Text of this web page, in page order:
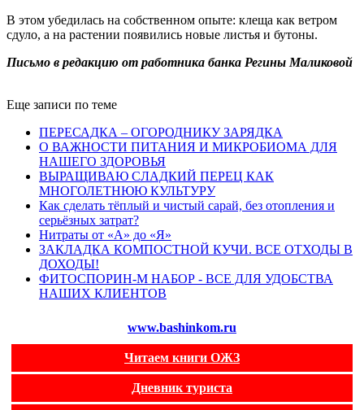
В этом убедилась на собственном опыте: клеща как ветром
сдуло, а на растении появились новые листья и бутоны.
Письмо в редакцию от работника банка Регины Маликовой
Еще записи по теме
ПЕРЕСАДКА – ОГОРОДНИКУ ЗАРЯДКА
О ВАЖНОСТИ ПИТАНИЯ И МИКРОБИОМА ДЛЯ
НАШЕГО ЗДОРОВЬЯ
ВЫРАЩИВАЮ СЛАДКИЙ ПЕРЕЦ КАК
МНОГОЛЕТНЮЮ КУЛЬТУРУ
Как сделать тёплый и чистый сарай, без отопления и
серьёзных затрат?
Нитраты от «А» до «Я»
ЗАКЛАДКА КОМПОСТНОЙ КУЧИ. ВСЕ ОТХОДЫ В
ДОХОДЫ!
ФИТОСПОРИН-М НАБОР - ВСЕ ДЛЯ УДОБСТВА
НАШИХ КЛИЕНТОВ
www.bashinkom.ru
Читаем книги ОЖЗ
Дневник туриста